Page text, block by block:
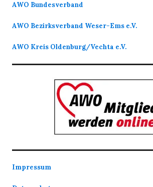
AWO Bundesverband
AWO Bezirksverband Weser-Ems e.V.
AWO Kreis Oldenburg/Vechta e.V.
Impressum